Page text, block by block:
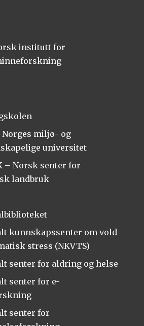
institutt for
Norges miljø- og
universitet
– Norsk senter for
landbruk
kunnskapssenter om vold
stress (NKVTS)
senter for aldring og helse
senter for e-
senter for